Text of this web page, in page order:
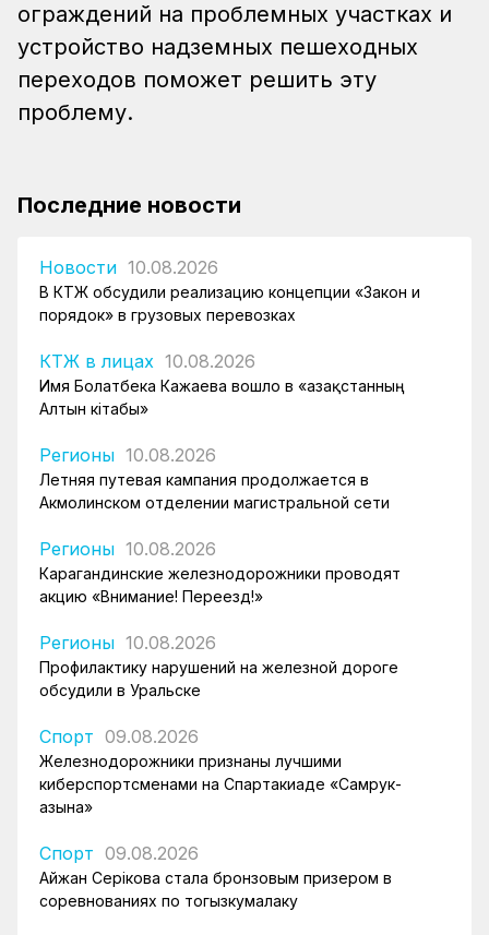
ограждений на проблемных участках и
устройство надземных пешеходных
переходов поможет решить эту
проблему.
Последние новости
Новости 10.08.2026
В КТЖ обсудили реализацию концепции «Закон и
порядок» в грузовых перевозках
КТЖ в лицах 10.08.2026
Имя Болатбека Кажаева вошло в «Қазақстанның
Алтын кітабы»
Регионы 10.08.2026
Летняя путевая кампания продолжается в
Акмолинском отделении магистральной сети
Регионы 10.08.2026
Карагандинские железнодорожники проводят
акцию «Внимание! Переезд!»
Регионы 10.08.2026
Профилактику нарушений на железной дороге
обсудили в Уральске
Спорт 09.08.2026
Железнодорожники признаны лучшими
киберспортсменами на Спартакиаде «Самрук-
Қазына»
Спорт 09.08.2026
Айжан Серікова стала бронзовым призером в
соревнованиях по тогызкумалаку